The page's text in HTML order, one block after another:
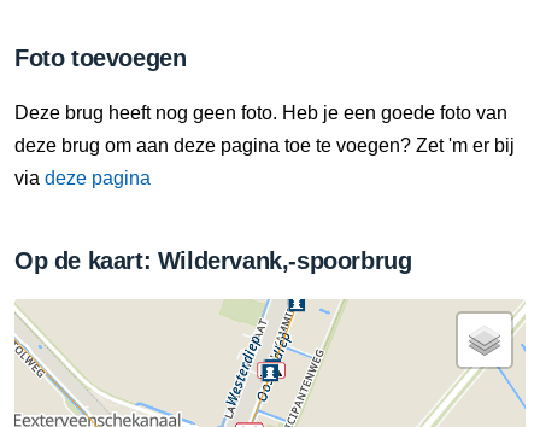
Foto toevoegen
Deze brug heeft nog geen foto. Heb je een goede foto van
deze brug om aan deze pagina toe te voegen? Zet 'm er bij
via deze pagina
Op de kaart: Wildervank,-spoorbrug